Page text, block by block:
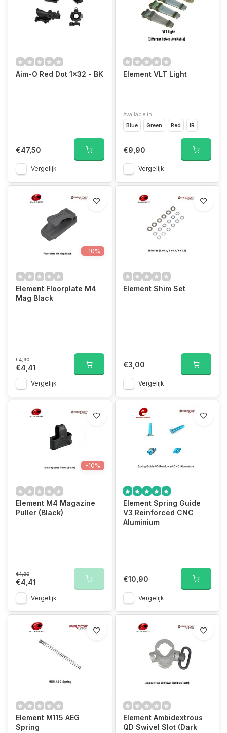
Aim-O Red Dot 1x32 - BK
€47,50
Vergelijk
Element VLT Light
Available in
Blue
Green Red IR
€9,90
Vergelijk
-10%
Element Floorplate M4
Mag Black
€4,90
€4,41
Vergelijk
Element Shim Set
€3,00
Vergelijk
-10%
Element M4 Magazine
Puller (Black)
€4,90
€4,41
Vergelijk
Element Spring Guide
V3 Reinforced CNC
Aluminium
€10,90
Vergelijk
Element M115 AEG
Spring
Element Ambidextrous
QD Swivel Slot (Dark